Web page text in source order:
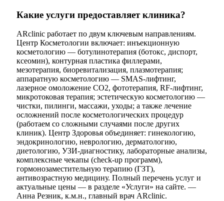
Какие услуги предоставляет клиника?
ARclinic работает по двум ключевым направлениям.
Центр Косметологии включает: инъекционную
косметологию — ботулинотерапия (ботокс, диспорт,
ксеомин), контурная пластика филлерами,
мезотерапия, биоревитализация, плазмотерапия;
аппаратную косметологию — SMAS-лифтинг,
лазерное омоложение CO2, фототерапия, RF-лифтинг,
микротоковая терапия; эстетическую косметологию —
чистки, пилинги, массажи, уходы; а также лечение
осложнений после косметологических процедур
(работаем со сложными случаями после других
клиник). Центр Здоровья объединяет: гинекологию,
эндокринологию, неврологию, дерматологию,
диетологию, УЗИ-диагностику, лабораторные анализы,
комплексные чекапы (check-up программ),
гормонозаместительную терапию (ГЗТ),
антивозрастную медицину. Полный перечень услуг и
актуальные цены — в разделе «Услуги» на сайте. —
Анна Резник, к.м.н., главный врач ARclinic.